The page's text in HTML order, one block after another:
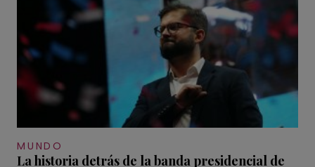
MUNDO
La historia detrás de la banda presidencial de